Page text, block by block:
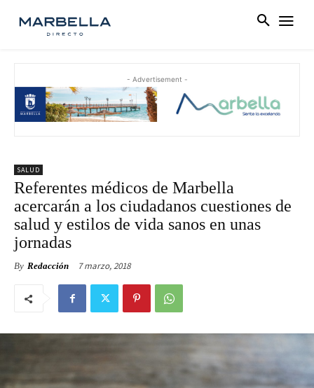
- Advertisement -
SALUD
Referentes médicos de Marbella
acercarán a los ciudadanos cuestiones de
salud y estilos de vida sanos en unas
jornadas
By Redacción 7 marzo, 2018